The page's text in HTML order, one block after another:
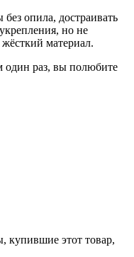
опила, достраивать
но не
материал.
один раз, вы полюбите
купившие этот товар,